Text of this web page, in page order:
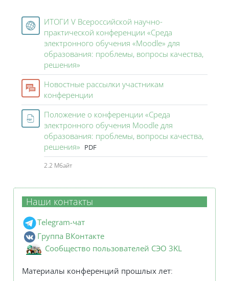
ИТОГИ V Всероссийской научно-
практической конференции «Среда
электронного обучения «Moodle» для
образования: проблемы, вопросы качества,
решения»
Новостные рассылки участникам
конференции
Положение о конференции «Среда
электронного обучения Moodle для
образования: проблемы, вопросы качества,
решения» Файл
PDF
2.2 Мбайт
Наши контакты
Telegram-чат
Группа ВКонтакте
Сообщеcтво пользователей СЭО 3KL
Материалы конференций прошлых лет: